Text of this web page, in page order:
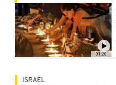
01:20
ISRAËL